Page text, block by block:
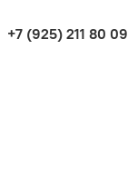
+7 (925) 211 80 09